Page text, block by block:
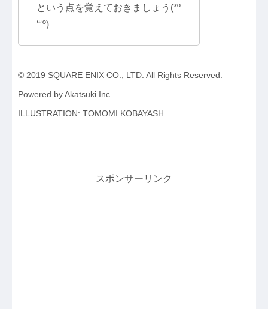
という点を覚えておきましょう(*º
꒳​º)
© 2019 SQUARE ENIX CO., LTD. All Rights Reserved.
Powered by Akatsuki Inc.
ILLUSTRATION: TOMOMI KOBAYASH
スポンサーリンク